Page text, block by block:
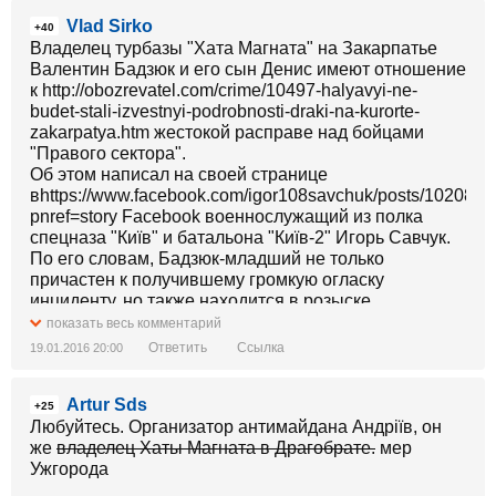
+40
Vlad Sirko
Владелец турбазы "Хата Магната" на Закарпатье
Валентин Бадзюк и его сын Денис имеют отношение
к http://obozrevatel.com/crime/10497-halyavyi-ne-
budet-stali-izvestnyi-podrobnosti-draki-na-kurorte-
zakarpatya.htm жестокой расправе над бойцами
"Правого сектора".
Об этом написал на своей странице
вhttps://www.facebook.com/igor108savchuk/posts/
pnref=story Facebook военнослужащий из полка
спецназа "Київ" и батальона "Київ-2" Игорь Савчук.
По его словам, Бадзюк-младший не только
причастен к получившему громкую огласку
инциденту, но также находится в розыске
поhttp://obozrevatel.com/tag/rodovid-bank.htm делу об
афере с банком "Родовід" .
такой гадюшник. Хозяин - Бадзюк, В розыске! Он
подельник Шепелева. Обокрали банк "Родовід".
Собственно, эта "Хата Магната" тоже на эти деньги
построена", - написал Савчук.
показать весь комментарий
19.01.2016 20:00 Ответить Ссылка
+25
Artur Sds
Любуйтесь. Организатор антимайдана Андріїв, он
же владелец Хаты Магната в Драгобрате. мер
Ужгорода